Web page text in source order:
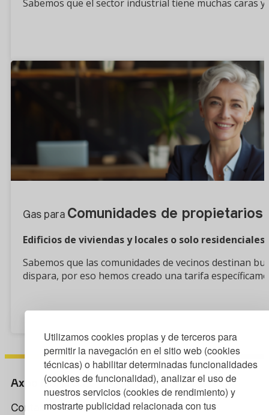
Utilizamos cookies propias y de terceros para
permitir la navegación en el sitio web (cookies
técnicas) o habilitar determinadas funcionalidades
(cookies de funcionalidad), analizar el uso de
nuestros servicios (cookies de rendimiento) y
mostrarte publicidad relacionada con tus
Sabemos que el sector industrial tiene muchas caras
Gas para Comunidades de propietarios
Edificios de viviendas y locales o solo
Sabemos que las comunidades de vecinos destinan
dispara, por eso hemos creado una tarifa
Axpo Iberia S.L.
Contacta con nosotros: